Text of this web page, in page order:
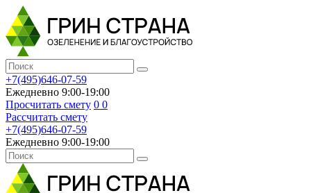
+7(495)646-07-59
Ежедневно 9:00-19:00
Просчитать смету 0 0
Рассчитать смету
+7(495)646-07-59
Ежедневно 9:00-19:00